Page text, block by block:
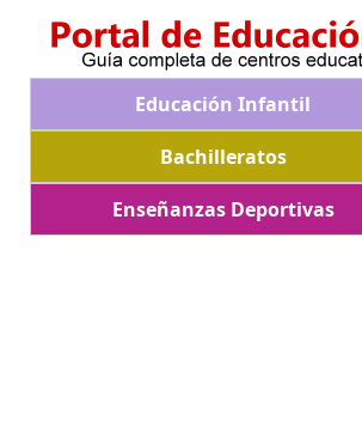
Educación Infantil
Bachilleratos
Enseñanzas Deportivas